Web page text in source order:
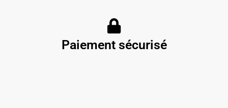
Paiement sécurisé